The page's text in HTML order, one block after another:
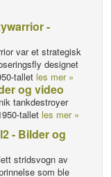
-
var et strategisk
designet
tallet les mer »
og video
tankdestroyer
tallet les mer »
- Bilder og
stridsvogn av
som ble